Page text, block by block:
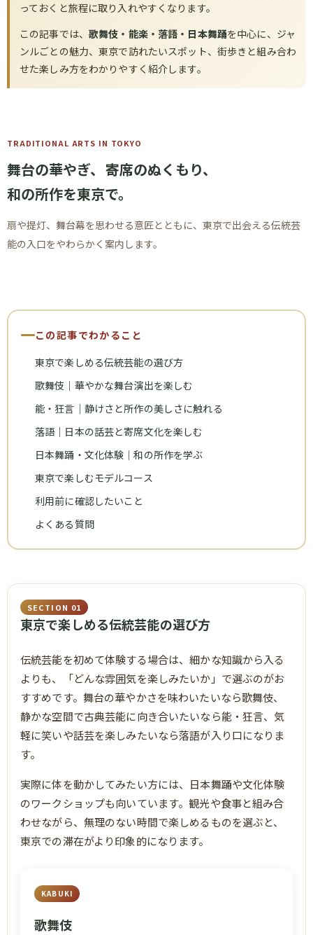
っておくと旅程に取り入れやすくなります。
この記事では、 歌舞伎・能楽・落語・日本舞踊を中心に、ジャ
ンルごとの魅力、東京で訪れたいスポット、街歩きと組み合わ
せた楽しみ方をわかりやすく紹介します。
TRADITIONAL ARTS IN TOKYO
舞台の華やぎ、 寄席のぬくもり、
和の所作を東京で。
扇や提灯、舞台幕を思わせる意匠とともに、東京で出会える伝統芸
能の入口をやわらかく案内します。
この記事でわかること
東京で楽しめる伝統芸能の選び方
歌舞伎｜華やかな舞台演出を楽しむ
能・狂言｜静けさと所作の美しさに触れる
落語｜日本の話芸と寄席文化を楽しむ
日本舞踊・文化体験｜和の所作を学ぶ
東京で楽しむモデルコース
利用前に確認したいこと
よくある質問
SECTION 01
東京で楽しめる伝統芸能の選び方
伝統芸能を初めて体験する場合は、細かな知識から入る
よりも、「どんな雰囲気を楽しみたいか」で選ぶのがお
すすめです。舞台の華やかさを味わいたいなら歌舞伎、
静かな空間で古典芸能に向き合いたいなら能・狂言、気
軽に笑いや話芸を楽しみたいなら落語が入り口になりま
す。
実際に体を動かしてみたい方には、日本舞踊や文化体験
のワークショップも向いています。観光や食事と組み合
わせながら、無理のない時間で楽しめるものを選ぶと、
東京での滞在がより印象的になります。
KABUKI
歌舞伎